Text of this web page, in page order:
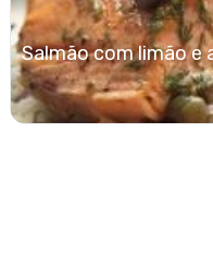
Salmão com limão e